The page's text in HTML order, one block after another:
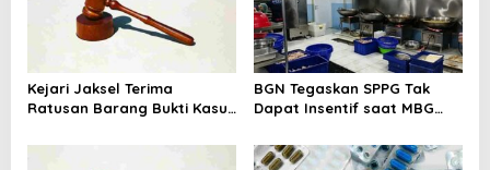
Kejari Jaksel Terima
Ratusan Barang Bukti Kasus
Jokowi
BGN Tegaskan SPPG Tak
Dapat Insentif saat MBG